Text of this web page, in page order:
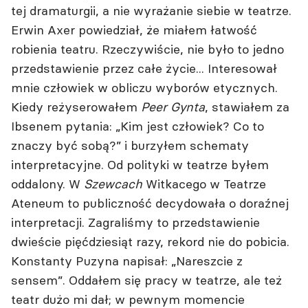
tej dramaturgii, a nie wyrażanie siebie w teatrze.
Erwin Axer powiedział, że miałem łatwość
robienia teatru. Rzeczywiście, nie było to jedno
przedstawienie przez całe życie... Interesował
mnie człowiek w obliczu wyborów etycznych.
Kiedy reżyserowałem Peer Gynta, stawiałem za
Ibsenem pytania: „Kim jest człowiek? Co to
znaczy być sobą?” i burzyłem schematy
interpretacyjne. Od polityki w teatrze byłem
oddalony. W Szewcach Witkacego w Teatrze
Ateneum to publiczność decydowała o doraźnej
interpretacji. Zagraliśmy to przedstawienie
dwieście pięćdziesiąt razy, rekord nie do pobicia.
Konstanty Puzyna napisał: „Nareszcie z
sensem”. Oddałem się pracy w teatrze, ale też
teatr dużo mi dał; w pewnym momencie